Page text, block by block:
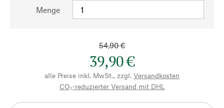
Menge
54,90 €
39,90 €
alle Preise inkl. MwSt., zzgl. Versandkosten
CO₂-reduzierter Versand mit DHL